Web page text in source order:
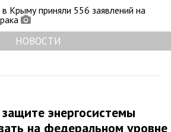
Крыму приняли 556 заявлений на
НОВОСТИ
энергосистемы
на федеральном уровне